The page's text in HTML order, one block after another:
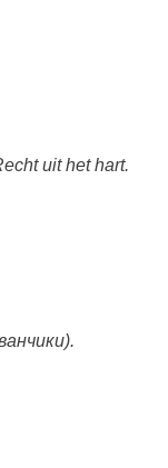
uit het hart.